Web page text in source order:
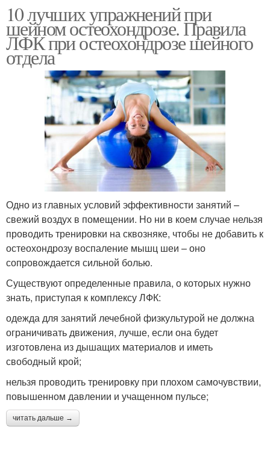
10 лучших упражнений при
шейном остеохондрозе. Правила
ЛФК при остеохондрозе шейного
отдела
Одно из главных условий эффективности занятий –
свежий воздух в помещении. Но ни в коем случае нельзя
проводить тренировки на сквозняке, чтобы не добавить к
остеохондрозу воспаление мышц шеи – оно
сопровождается сильной болью.
Существуют определенные правила, о которых нужно
знать, приступая к комплексу ЛФК:
одежда для занятий лечебной физкультурой не должна
ограничивать движения, лучше, если она будет
изготовлена из дышащих материалов и иметь
свободный крой;
нельзя проводить тренировку при плохом самочувствии,
повышенном давлении и учащенном пульсе;
читать дальше →